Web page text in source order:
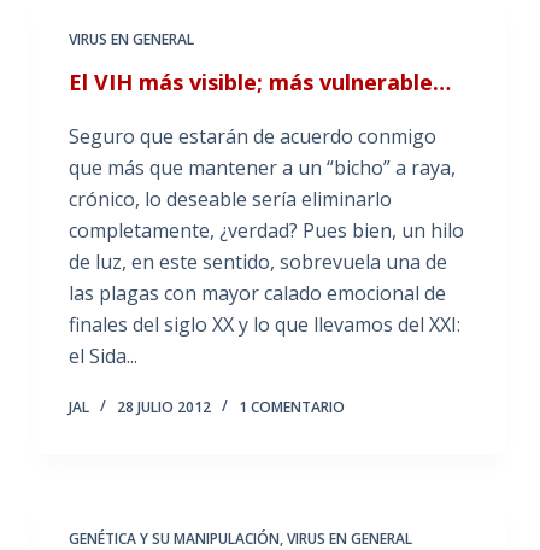
VIRUS EN GENERAL
El VIH más visible; más vulnerable…
Seguro que estarán de acuerdo conmigo
que más que mantener a un “bicho” a raya,
crónico, lo deseable sería eliminarlo
completamente, ¿verdad? Pues bien, un hilo
de luz, en este sentido, sobrevuela una de
las plagas con mayor calado emocional de
finales del siglo XX y lo que llevamos del XXI:
el Sida...
JAL 28 JULIO 2012 1 COMENTARIO
GENÉTICA Y SU MANIPULACIÓN,VIRUS EN GENERAL